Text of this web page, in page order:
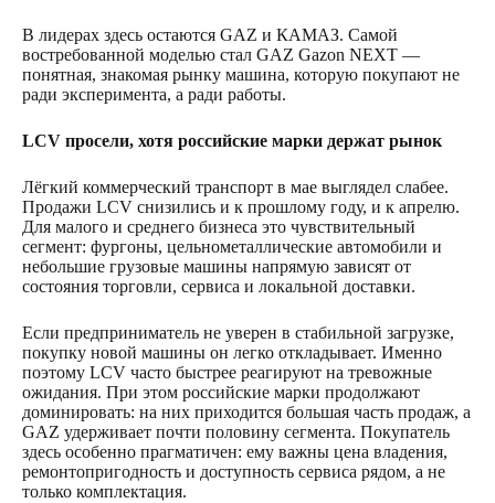
В лидерах здесь остаются GAZ и КАМАЗ. Самой
востребованной моделью стал GAZ Gazon NEXT —
понятная, знакомая рынку машина, которую покупают не
ради эксперимента, а ради работы.
LCV просели, хотя российские марки держат рынок
Лёгкий коммерческий транспорт в мае выглядел слабее.
Продажи LCV снизились и к прошлому году, и к апрелю.
Для малого и среднего бизнеса это чувствительный
сегмент: фургоны, цельнометаллические автомобили и
небольшие грузовые машины напрямую зависят от
состояния торговли, сервиса и локальной доставки.
Если предприниматель не уверен в стабильной загрузке,
покупку новой машины он легко откладывает. Именно
поэтому LCV часто быстрее реагируют на тревожные
ожидания. При этом российские марки продолжают
доминировать: на них приходится большая часть продаж, а
GAZ удерживает почти половину сегмента. Покупатель
здесь особенно прагматичен: ему важны цена владения,
ремонтопригодность и доступность сервиса рядом, а не
только комплектация.